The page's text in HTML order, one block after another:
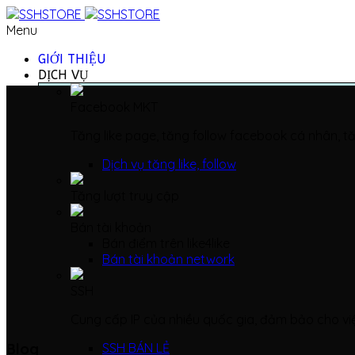
Menu
GIỚI THIỆU
DỊCH VỤ
Dịch vụ tăng like, follow
Bán tài khoản network
SSH BÁN LẺ